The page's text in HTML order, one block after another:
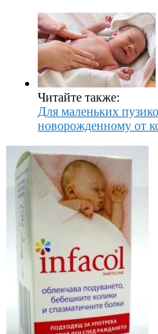
Читайте также:
Для маленьких
новорожденному от